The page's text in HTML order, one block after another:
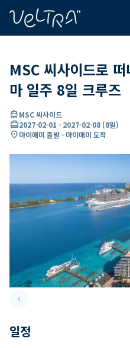
MSC 씨사이드로
마 일주 8일 크루즈
directions_boatMSC 씨사이드
card_travel2027-02-01 - 2027-02-08 (8일)
location_on마이애미 출발 - 마이애미 도착
keyboard_arrow_leftPrevious slide
일정